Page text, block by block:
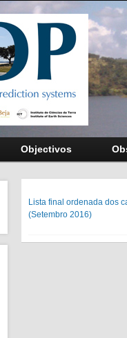
Objectivos
Lista final ordenada dos
(Setembro 2016)